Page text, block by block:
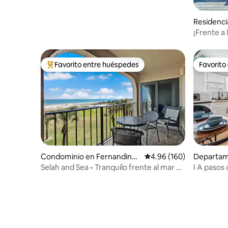
each
¡Frente a
De los mejores en Favorito entre huéspedes
Favorito entre huéspedes
Condominio en Fernandina
Beach
Calificación promedio:
4.96 (160)
Selah and Sea • Tranquilo frente al mar +
Favorito
e Beach
I A pasos